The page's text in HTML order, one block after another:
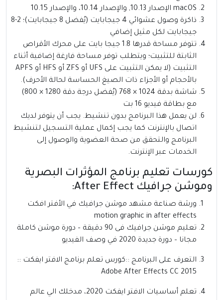
macOS الإصدار 10.13, والإصدار 10.14، والإصدار 10.15
ذاكرة وصول عشوائي 4 جيجابايت (يُفضل 8 جيجابايت)؛ 2-8
جيجابايت لكل مثيل إضافي
تتوفر مساحة قدرها 1.8 جيجا بايت على محرك الأقراص
الثابتة للتثبيت؛ ويتطلب توفر مساحة فارغة إضافية أثناء
التثبيت (لا يمكن التثبيت على UFS أو ZFS أو HFS أو APFS
بالأحجام أو الأجزاء ذات الصيغ الحساسة لحالة الأحرف).
شاشة بدقة 1024 × 768 (يُفضل درجة دقة 1280 × 800)
مع بطاقة فيديو 16 بت
لن يعمل هذا البرنامج بدون تنشيط. يجب أن يتوفر لديك
اتصال بالإنترنت كما يجب إكمال عملية التسجيل لتنشيط
البرنامج والتحقق من صحة العضوية والوصول إلى
الخدمات عبر الإنترنت.
كورسات تعليم برنامج المؤثرات البصرية
وموشن جرافيك After Effect:
ورشة صناعة مشهد موشن جرافيك في الأفتر افكت
motion graphic in after effects
تعليم موشن جرافيك فى 90 دقيقة – دورة موشن كاملة
مجانا – دورة جديدة 2020 في وصف الفيديو
التعرف على البرنامج ::كورس تعلم برنامج الافتر ايفكت ::
Adobe After Effects CC 2015
تعلم أساسيات الافتر ايفكت 2020، مدخلك الي عالم